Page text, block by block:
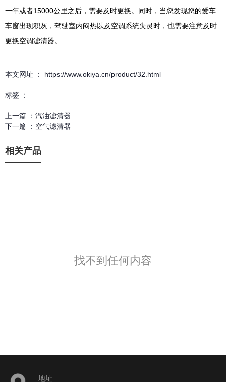
一年或者15000公里之后，需要及时更换。同时，当您发现您的爱车
车窗出现积灰，驾驶室内闷热以及空调系统失灵时，也需要注意及时
更换空调滤清器。
本文网址 ： https://www.okiya.cn/product/32.html
标签 ：
上一篇 ： 汽油滤清器
下一篇 ： 空气滤清器
相关产品
找不到任何内容
地址